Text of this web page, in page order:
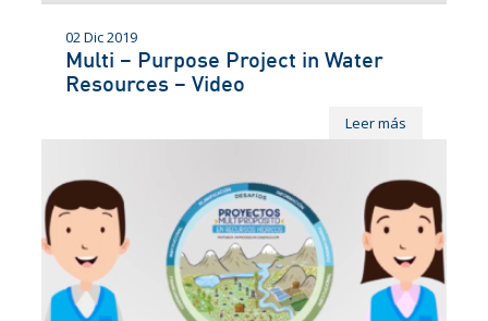
02 Dic 2019
Multi – Purpose Project in Water
Resources – Video
Leer más